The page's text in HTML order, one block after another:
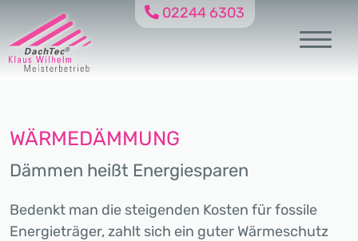
02244 6303
WÄRMEDÄMMUNG
Dämmen heißt Energiesparen
Bedenkt man die steigenden Kosten für fossile
Energieträger, zahlt sich ein guter Wärmeschutz